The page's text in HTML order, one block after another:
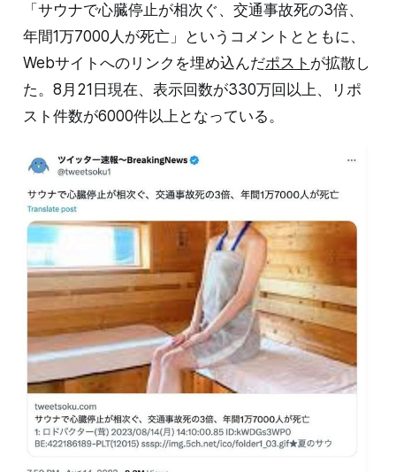
「サウナで心臓停止が相次ぐ、交通事故死の3倍、
年間1万7000人が死亡」というコメントとともに、
Webサイトへのリンクを埋め込んだポスト が拡散し
た。8月21日現在、表示回数が330万回以上、リポ
スト件数が6000件以上となっている。